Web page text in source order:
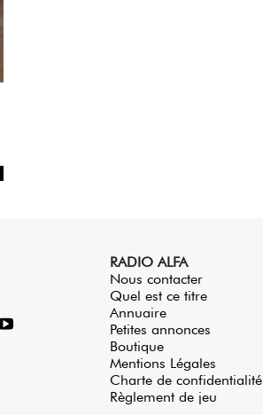
RADIO ALFA
Nous contacter
Quel est ce titre
Annuaire
Petites annonces
Boutique
Mentions Légales
Charte de confidentialité
Règlement de jeu